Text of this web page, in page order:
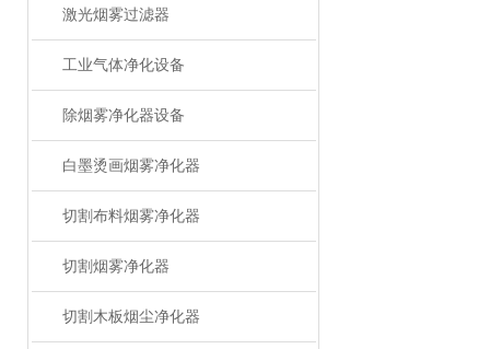
激光烟雾过滤器
工业气体净化设备
除烟雾净化器设备
白墨烫画烟雾净化器
切割布料烟雾净化器
切割烟雾净化器
切割木板烟尘净化器